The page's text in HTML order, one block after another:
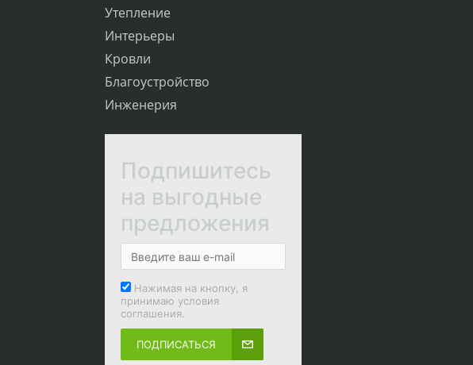
Утепление
Интерьеры
Кровли
Благоустройство
Инженерия
Подпишитесь
на выгодные
предложения
Нажимая на кнопку, я
принимаю условия
соглашения.
ПОДПИСАТЬСЯ